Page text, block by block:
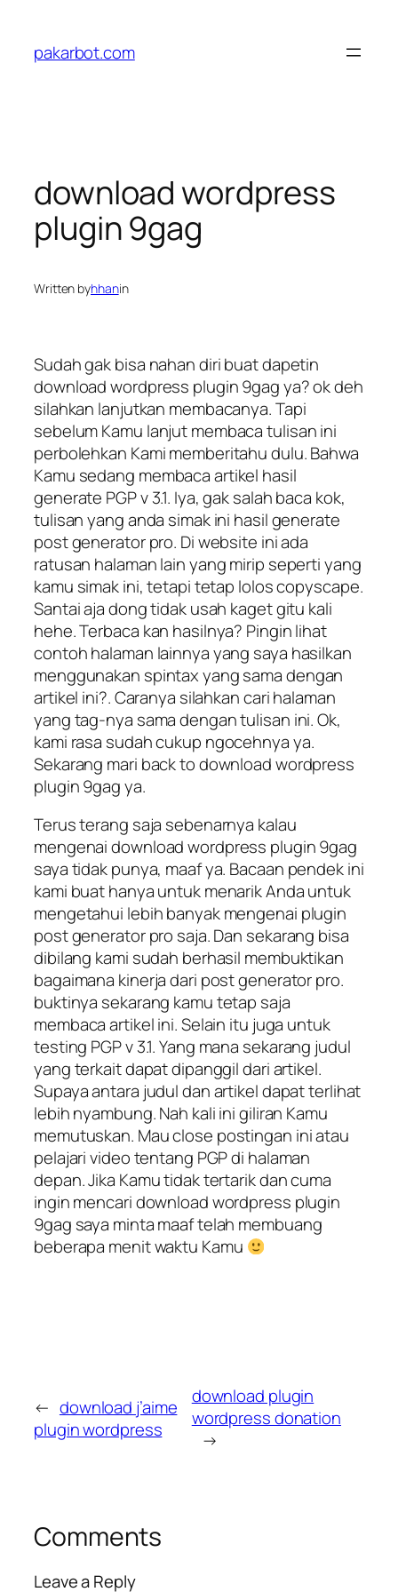
content
pakarbot.com
download wordpress
plugin 9gag
Written byhhanin
Sudah gak bisa nahan diri buat dapetin
download wordpress plugin 9gag ya? ok deh
silahkan lanjutkan membacanya. Tapi
sebelum Kamu lanjut membaca tulisan ini
perbolehkan Kami memberitahu dulu. Bahwa
Kamu sedang membaca artikel hasil
generate PGP v 3.1. Iya, gak salah baca kok,
tulisan yang anda simak ini hasil generate
post generator pro. Di website ini ada
ratusan halaman lain yang mirip seperti yang
kamu simak ini, tetapi tetap lolos copyscape.
Santai aja dong tidak usah kaget gitu kali
hehe. Terbaca kan hasilnya? Pingin lihat
contoh halaman lainnya yang saya hasilkan
menggunakan spintax yang sama dengan
artikel ini?. Caranya silahkan cari halaman
yang tag-nya sama dengan tulisan ini. Ok,
kami rasa sudah cukup ngocehnya ya.
Sekarang mari back to download wordpress
plugin 9gag ya.
Terus terang saja sebenarnya kalau
mengenai download wordpress plugin 9gag
saya tidak punya, maaf ya. Bacaan pendek ini
kami buat hanya untuk menarik Anda untuk
mengetahui lebih banyak mengenai plugin
post generator pro saja. Dan sekarang bisa
dibilang kami sudah berhasil membuktikan
bagaimana kinerja dari post generator pro.
buktinya sekarang kamu tetap saja
membaca artikel ini. Selain itu juga untuk
testing PGP v 3.1. Yang mana sekarang judul
yang terkait dapat dipanggil dari artikel.
Supaya antara judul dan artikel dapat terlihat
lebih nyambung. Nah kali ini giliran Kamu
memutuskan. Mau close postingan ini atau
pelajari video tentang PGP di halaman
depan. Jika Kamu tidak tertarik dan cuma
ingin mencari download wordpress plugin
9gag saya minta maaf telah membuang
beberapa menit waktu Kamu
← download j’aime
plugin wordpress
download plugin
wordpress donation
→
Comments
Leave a Reply